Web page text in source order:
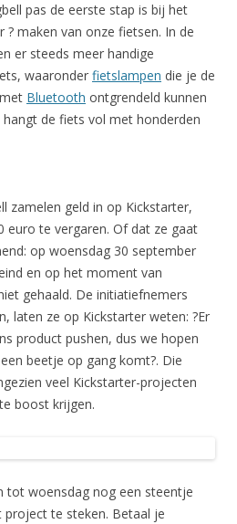
pas de eerste stap is bij het
? maken van onze fietsen. In de
er steeds meer handige
waaronder fietslampen die je de
Bluetooth ontgrendeld kunnen
de fiets vol met honderden
zamelen geld in op Kickstarter,
euro te vergaren. Of dat ze gaat
op woensdag 30 september
en op het moment van
gehaald. De initiatiefnemers
laten ze op Kickstarter weten: ?Er
product pushen, dus we hopen
beetje op gang komt?. Die
veel Kickstarter-projecten
boost krijgen.
tot woensdag nog een steentje
te steken. Betaal je